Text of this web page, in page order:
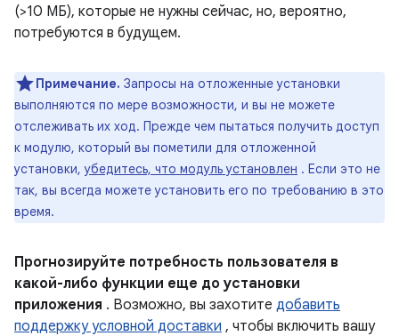
(>10 МБ), которые не нужны сейчас, но, вероятно,
потребуются в будущем.
Примечание. Запросы на отложенные установки
выполняются по мере возможности, и вы не можете
отслеживать их ход. Прежде чем пытаться получить доступ
к модулю, который вы пометили для отложенной
установки,убедитесь, что модуль установлен . Если это не
так, вы всегда можете установить его по требованию в это
время.
Прогнозируйте потребность пользователя в
какой-либо функции еще до установки
приложения . Возможно, вы захотите добавить
поддержку условной доставки , чтобы включить вашу